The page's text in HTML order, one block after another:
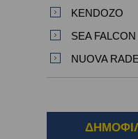
KENDOZO
SEA FALCON
NUOVA RADE